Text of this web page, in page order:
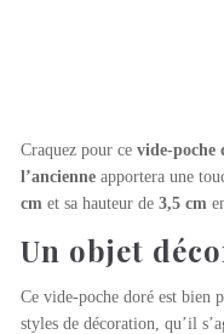
Craquez pour ce vide-poche
l’ancienneapportera une
cm et sa hauteur de 3,5 cm
Un objet
Ce vide-poche doré est bien
styles de décoration, qu’il